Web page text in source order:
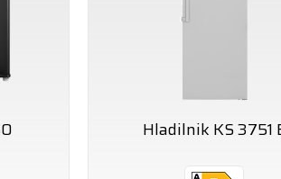
Hladilnik KS 3751